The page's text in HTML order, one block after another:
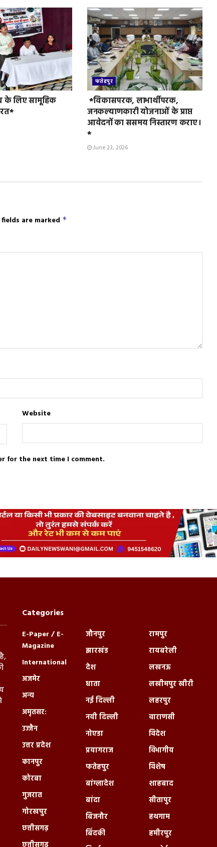
के लिए सामूहिक
फतेहपुर
*विकासपरक, लाभार्थीपरक,
जनकल्याणकारी योजनाओं के प्राप्त
आवेदनों का ससमय निस्तारण कराए।
*
June 23, 2026
are marked *
Website
for the next time I comment.
Categories
E-Paper / E-
Magazine
International
अजमेर
अन्य
अमृतसर:
उज्जैन
उत्तर प्रदेश
कानपुर
कोरबा
गुजरात
गोरखपुर
छत्तीसगढ़
जौनपुर
झारखंड
देश
धाता
नई दिल्ली
नयी दिल्ली
नोएडा
प्रयागराज
फतेहपुर
बांग्लादेश
बांदा
बिजनौर
बिंदकी
रामपुर
रायबरेली
लखनऊ
लखीमपुर खीरी
लहरपुर
वाराणसी
विदेश
विभागीय
विशेष
शाहबाद
सीतापुर
हथगाम
हमीरपुर